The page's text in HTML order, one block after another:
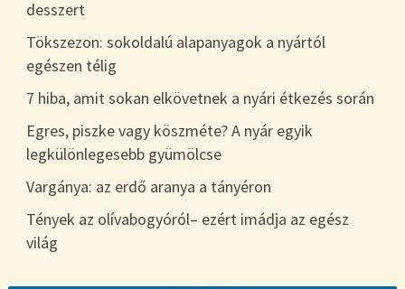
desszert
Tökszezon: sokoldalú alapanyagok a nyártól
egészen télig
7 hiba, amit sokan elkövetnek a nyári étkezés során
Egres, piszke vagy köszméte? A nyár egyik
legkülönlegesebb gyümölcse
Vargánya: az erdő aranya a tányéron
Tények az olívabogyóról– ezért imádja az egész
világ